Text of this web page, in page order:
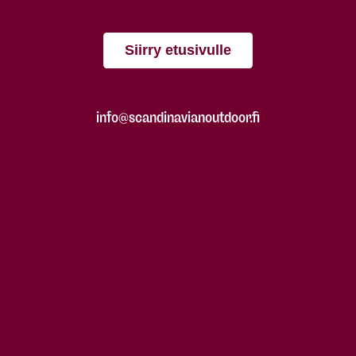
Siirry etusivulle
info@scandinavianoutdoor.fi